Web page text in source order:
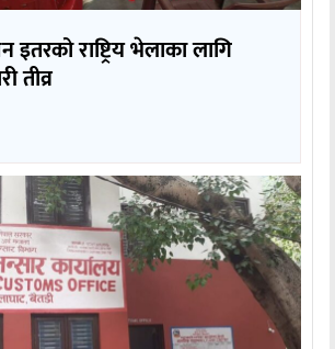
इतरको राष्ट्रिय भेलाका लागि
तीव्र